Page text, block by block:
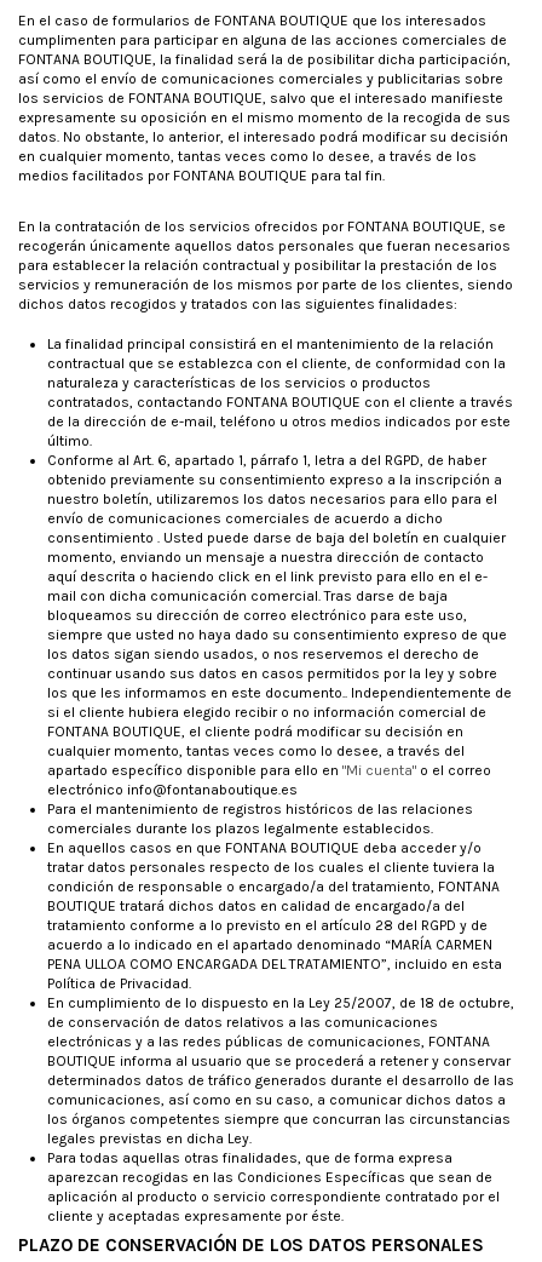
En el caso de formularios de FONTANA BOUTIQUE que los interesados
cumplimenten para participar en alguna de las acciones comerciales de
FONTANA BOUTIQUE, la finalidad será la de posibilitar dicha participación,
así como el envío de comunicaciones comerciales y publicitarias sobre
los servicios de FONTANA BOUTIQUE, salvo que el interesado manifieste
expresamente su oposición en el mismo momento de la recogida de sus
datos. No obstante, lo anterior, el interesado podrá modificar su decisión
en cualquier momento, tantas veces como lo desee, a través de los
medios facilitados por FONTANA BOUTIQUE para tal fin.
En la contratación de los servicios ofrecidos por FONTANA BOUTIQUE, se
recogerán únicamente aquellos datos personales que fueran necesarios
para establecer la relación contractual y posibilitar la prestación de los
servicios y remuneración de los mismos por parte de los clientes, siendo
dichos datos recogidos y tratados con las siguientes finalidades:
La finalidad principal consistirá en el mantenimiento de la relación
contractual que se establezca con el cliente, de conformidad con la
naturaleza y características de los servicios o productos
contratados, contactando FONTANA BOUTIQUE con el cliente a través
de la dirección de e-mail, teléfono u otros medios indicados por este
último.
Conforme al Art. 6, apartado 1, párrafo 1, letra a del RGPD, de haber
obtenido previamente su consentimiento expreso a la inscripción a
nuestro boletín, utilizaremos los datos necesarios para ello para el
envío de comunicaciones comerciales de acuerdo a dicho
consentimiento . Usted puede darse de baja del boletín en cualquier
momento, enviando un mensaje a nuestra dirección de contacto
aquí descrita o haciendo click en el link previsto para ello en el e-
mail con dicha comunicación comercial. Tras darse de baja
bloqueamos su dirección de correo electrónico para este uso,
siempre que usted no haya dado su consentimiento expreso de que
los datos sigan siendo usados, o nos reservemos el derecho de
continuar usando sus datos en casos permitidos por la ley y sobre
los que les informamos en este documento.. Independientemente de
si el cliente hubiera elegido recibir o no información comercial de
FONTANA BOUTIQUE, el cliente podrá modificar su decisión en
cualquier momento, tantas veces como lo desee, a través del
apartado específico disponible para ello en "Mi cuenta" o el correo
electrónico info@fontanaboutique.es
Para el mantenimiento de registros históricos de las relaciones
comerciales durante los plazos legalmente establecidos.
En aquellos casos en que FONTANA BOUTIQUE deba acceder y/o
tratar datos personales respecto de los cuales el cliente tuviera la
condición de responsable o encargado/a del tratamiento, FONTANA
BOUTIQUE tratará dichos datos en calidad de encargado/a del
tratamiento conforme a lo previsto en el artículo 28 del RGPD y de
acuerdo a lo indicado en el apartado denominado “MARÍA CARMEN
PENA ULLOA COMO ENCARGADA DEL TRATAMIENTO”, incluido en esta
Política de Privacidad.
En cumplimiento de lo dispuesto en la Ley 25/2007, de 18 de octubre,
de conservación de datos relativos a las comunicaciones
electrónicas y a las redes públicas de comunicaciones, FONTANA
BOUTIQUE informa al usuario que se procederá a retener y conservar
determinados datos de tráfico generados durante el desarrollo de las
comunicaciones, así como en su caso, a comunicar dichos datos a
los órganos competentes siempre que concurran las circunstancias
legales previstas en dicha Ley.
Para todas aquellas otras finalidades, que de forma expresa
aparezcan recogidas en las Condiciones Específicas que sean de
aplicación al producto o servicio correspondiente contratado por el
cliente y aceptadas expresamente por éste.
PLAZO DE CONSERVACIÓN DE LOS DATOS PERSONALES